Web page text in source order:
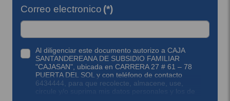
Correo electronico (*)
Al diligenciar este documento autorizo a CAJA
SANTANDEREANA DE SUBSIDIO FAMILIAR
"CAJASAN", ubicada en CARRERA 27 # 61 – 78
PUERTA DEL SOL y con teléfono de contacto
6434444, para que recolecte, almacene, use,
circule y/o suprima mis datos personales y los de